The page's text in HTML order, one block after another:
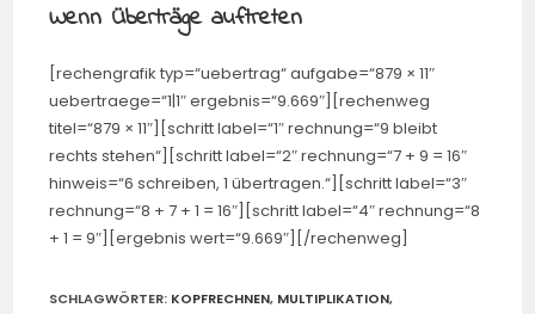
Wenn Überträge auftreten
[rechengrafik typ=“uebertrag“ aufgabe=“879 × 11″
uebertraege=“1|1″ ergebnis=“9.669″][rechenweg
titel=“879 × 11″][schritt label=“1″ rechnung=“9 bleibt
rechts stehen“][schritt label=“2″ rechnung=“7 + 9 = 16″
hinweis=“6 schreiben, 1 übertragen.“][schritt label=“3″
rechnung=“8 + 7 + 1 = 16″][schritt label=“4″ rechnung=“8
+ 1 = 9″][ergebnis wert=“9.669″][/rechenweg]
SCHLAGWÖRTER: KOPFRECHNEN, MULTIPLIKATION,